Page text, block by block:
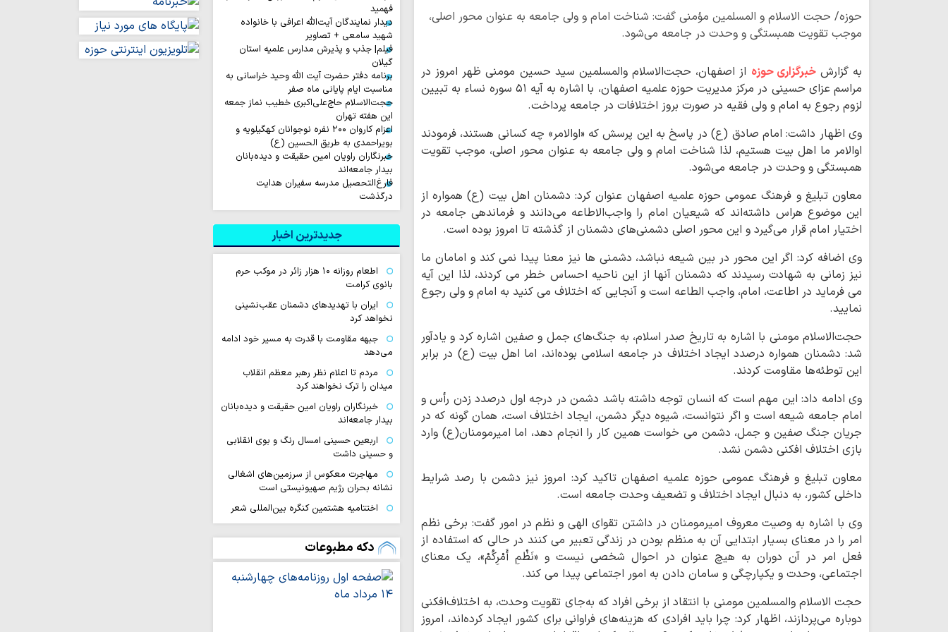
حوزه/ حجت الاسلام و المسلمین مؤمنی گفت: شناخت امام و ولی جامعه به عنوان محور اصلی،
موجب تقویت همبستگی و وحدت در جامعه می‌شود.
به گزارشخبرگزاری حوزه از اصفهان، حجت‌الاسلام والمسلمین سید حسین مومنی ظهر امروز در
مراسم عزای حسینی در مرکز مدیریت حوزه علمیه اصفهان، با اشاره به آیه ۵۱ سوره نساء به تبیین
لزوم رجوع به امام و ولی فقیه در صورت بروز اختلافات در جامعه پرداخت.
وی اظهار داشت: امام صادق (ع) در پاسخ به این پرسش که «اوالامر» چه کسانی هستند، فرمودند
اوالامر ما اهل بیت هستیم، لذا شناخت امام و ولی جامعه به عنوان محور اصلی، موجب تقویت
همبستگی و وحدت در جامعه می‌شود.
معاون تبلیغ و فرهنگ عمومی حوزه علمیه اصفهان عنوان کرد: دشمنان اهل بیت (ع) همواره از
این موضوع هراس داشته‌اند که شیعیان امام را واجب‌الاطاعه می‌دانند و فرماندهی جامعه در
اختیار امام قرار می‌گیرد و این محور اصلی دشمنی‌های دشمنان از گذشته تا امروز بوده است.
وی اضافه کرد: اگر این محور در بین شیعه نباشد، دشمنی ها نیز معنا پیدا نمی کند و امامان ما
نیز زمانی به شهادت رسیدند که دشمنان آنها از این ناحیه احساس خطر می کردند، لذا این آیه
می فرماید در اطاعت، امام، واجب الطاعه است و آنجایی که اختلاف می کنید به امام و ولی رجوع
نمایید.
حجت‌الاسلام مومنی با اشاره به تاریخ صدر اسلام، به جنگ‌های جمل و صفین اشاره کرد و یادآور
شد: دشمنان همواره درصدد ایجاد اختلاف در جامعه اسلامی بوده‌اند، اما اهل بیت (ع) در برابر
این توطئه‌ها مقاومت کردند.
وی ادامه داد: این مهم است که انسان توجه داشته باشد دشمن در درجه اول درصدد زدن رأس و
امام جامعه شیعه است و اگر نتوانست، شیوه دیگر دشمن، ایجاد اختلاف است، همان گونه که در
جریان جنگ صفین و جمل، دشمن می خواست همین کار را انجام دهد، اما امیرمومنان(ع) وارد
بازی اختلاف افکنی دشمن نشد.
معاون تبلیغ و فرهنگ عمومی حوزه علمیه اصفهان تاکید کرد: امروز نیز دشمن با رصد شرایط
داخلی کشور، به دنبال ایجاد اختلاف و تضعیف وحدت جامعه است.
وی با اشاره به وصیت معروف امیرمومنان در داشتن تقوای الهی و نظم در امور گفت: برخی نظم
امر را در معنای بسیار ابتدایی آن به منظم بودن در زندگی تعبیر می کنند در حالی که استفاده از
فعل امر در آن دوران به هیچ عنوان در احوال شخصی نیست و «نَظْمِ أَمْرِکُمْ»، یک معنای
اجتماعی، وحدت و یکپارچگی و سامان دادن به امور اجتماعی پیدا می کند.
حجت الاسلام والمسلمین مومنی با انتقاد از برخی افراد که به‌جای تقویت وحدت، به اختلاف‌افکنی
دوباره می‌پردازند، اظهار کرد: چرا باید افرادی که هزینه‌های فراوانی برای کشور ایجاد کرده‌اند، امروز
فهمید
دیدار نمایندگان آیت‌الله اعرافی با خانواده
شهید سامعی + تصاویر
فیلم| جذب و پذیرش مدارس علمیه استان
گیلان
برنامه دفتر حضرت آیت الله وحید خراسانی به
مناسبت ایام پایانی ماه صفر
حجت‌الاسلام حاج‌علی‌اکبری خطیب نماز جمعه
این هفته تهران
اعزام کاروان ۲۰۰ نفره نوجوانان کهگیلویه و
بویراحمدی به طریق الحسین (ع)
خبرنگاران راویان امین حقیقت و دیده‌بانان
بیدار جامعه‌اند
فارغ‌التحصیل مدرسه سفیران هدایت
درگذشت
جدیدترین اخبار
اطعام روزانه ۱۰ هزار زائر در موکب حرم
بانوی کرامت
ایران با تهدیدهای دشمنان عقب‌نشینی
نخواهد کرد
جبهه مقاومت با قدرت به مسیر خود ادامه
می‌دهد
مردم تا اعلام نظر رهبر معظم انقلاب
میدان را ترک نخواهند کرد
خبرنگاران راویان امین حقیقت و دیده‌بانان
بیدار جامعه‌اند
اربعین حسینی امسال رنگ و بوی انقلابی
و حسینی داشت
مهاجرت معکوس از سرزمین‌های اشغالی
نشانه بحران رژیم صهیونیستی است
اختتامیه هشتمین کنگره بین‌المللی شعر
زنان عاشورایی در مشهد برگزار…
ایران قوی با هم‌افزایی قدرت میدانی و
دیپلماسی هوشمند شکل می‌گیرد
اقتدار امروز کشور ثمره حضور مردم در
صحنه و توانمندی نیروهای مسلح است
دکه مطبوعات